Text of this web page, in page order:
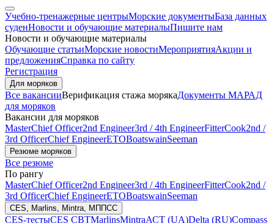
Учебно-тренажерные центрыМорские документыБаза данных
суденНовости и обучающие материалыПишите нам
Новости и обучающие материалы
Обучающие статьиМорские новостиМероприятияАкции и
предложенияСправка по сайту
Регистрация
Для моряков
Все вакансииВерификация стажа морякаДокументы МАРАД
для моряков
Вакансии для моряков
MasterChief Officer2nd Engineer3rd / 4th EngineerFitterCook2nd /
3rd OfficerChief EngineerETOBoatswainSeeman
Резюме моряков
Все резюме
По рангу
MasterChief Officer2nd Engineer3rd / 4th EngineerFitterCook2nd /
3rd OfficerChief EngineerETOBoatswainSeeman
CES, Marlins, Mintra, МППСС
CES-тестыCES CBTMarlinsMintraАСТ (UA)Delta (RU)Compass